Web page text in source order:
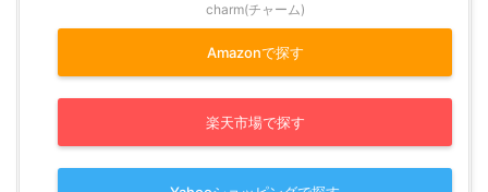
charm(チャーム)
Amazonで探す
楽天市場で探す